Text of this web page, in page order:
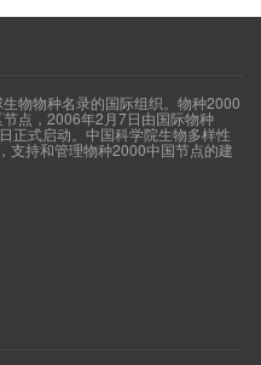
物物种名录的国际组织。物种2000
点，2006年2月7日由国际物种
正式启动。中国科学院生物多样性
支持和管理物种2000中国节点的建